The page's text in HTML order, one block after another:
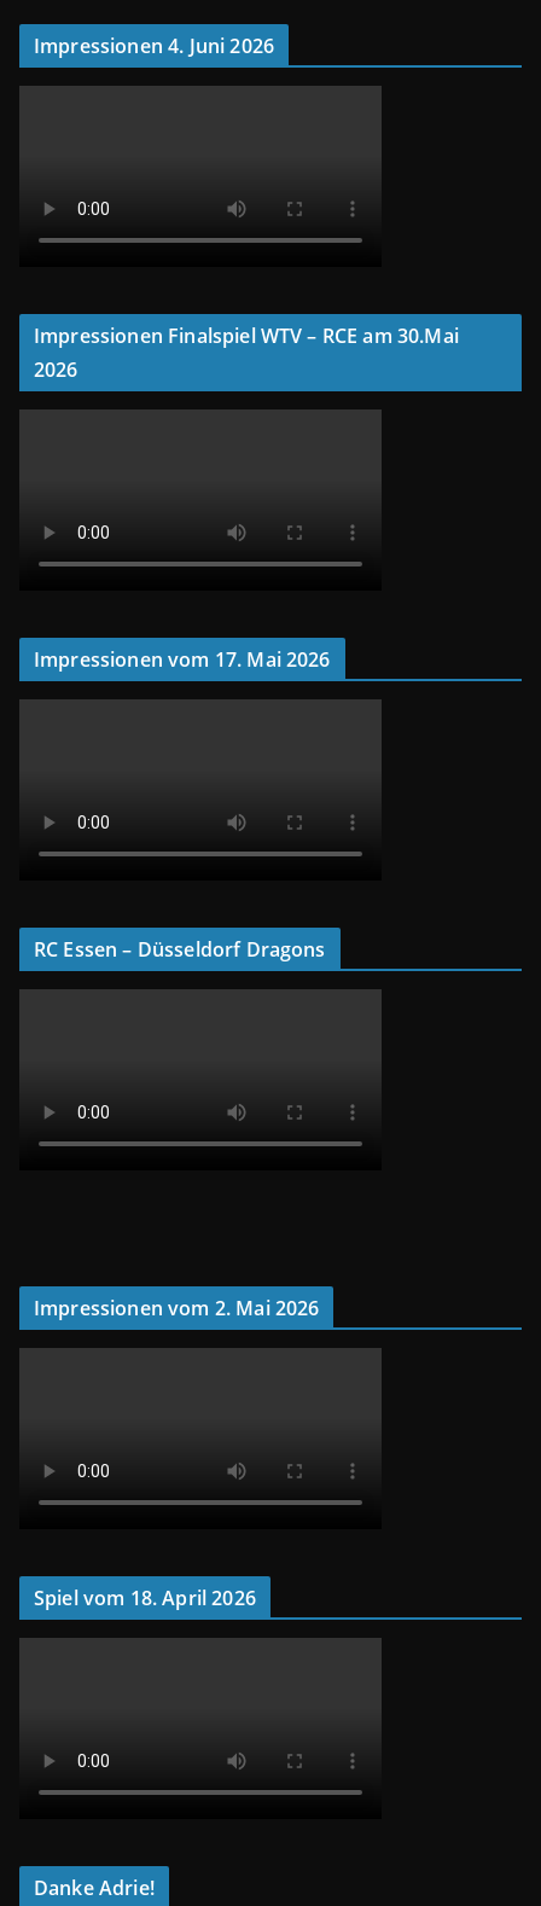
Impressionen 4. Juni 2026
Impressionen Finalspiel WTV – RCE am 30.Mai
2026
Impressionen vom 17. Mai 2026
RC Essen – Düsseldorf Dragons
Impressionen vom 2. Mai 2026
Spiel vom 18. April 2026
Danke Adrie!